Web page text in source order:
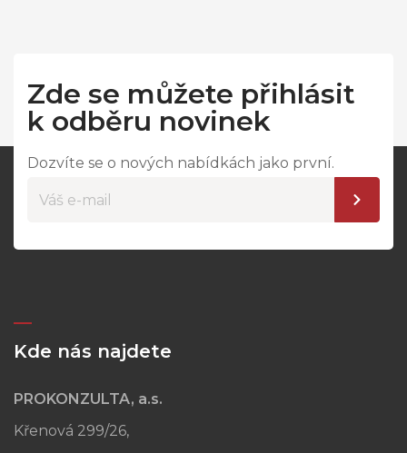
Zde se můžete přihlásit
k odběru novinek
Dozvíte se o nových nabídkách jako první.
Kde nás najdete
PROKONZULTA, a.s.
Křenová 299/26,